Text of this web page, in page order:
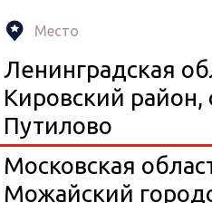
Место
Ленинградская
Кировский район,
Путилово
Московская
Можайский